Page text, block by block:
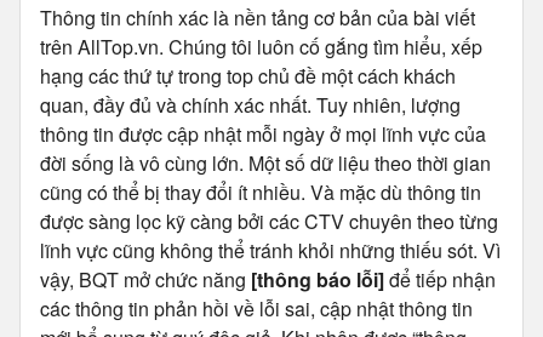
Thông tin chính xác là nền tảng cơ bản của bài viết
trên AllTop.vn. Chúng tôi luôn cố gắng tìm hiểu, xếp
hạng các thứ tự trong top chủ đề một cách khách
quan, đầy đủ và chính xác nhất. Tuy nhiên, lượng
thông tin được cập nhật mỗi ngày ở mọi lĩnh vực của
đời sống là vô cùng lớn. Một số dữ liệu theo thời gian
cũng có thể bị thay đổi ít nhiều. Và mặc dù thông tin
được sàng lọc kỹ càng bởi các CTV chuyên theo từng
lĩnh vực cũng không thể tránh khỏi những thiếu sót. Vì
vậy, BQT mở chức năng [thông báo lỗi]để tiếp nhận
các thông tin phản hồi về lỗi sai, cập nhật thông tin